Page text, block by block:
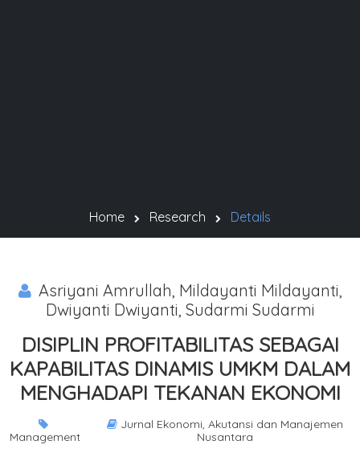
Home Research Details
Asriyani Amrullah, Mildayanti Mildayanti,
Dwiyanti Dwiyanti, Sudarmi Sudarmi
DISIPLIN PROFITABILITAS SEBAGAI
KAPABILITAS DINAMIS UMKM DALAM
MENGHADAPI TEKANAN EKONOMI
Management
Jurnal Ekonomi, Akutansi dan Manajemen
Nusantara